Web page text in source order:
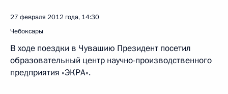
27 февраля 2012 года, 14:30
Чебоксары
В ходе поездки в Чувашию Президент посетил
образовательный центр научно-производственного
предприятия «ЭКРА».